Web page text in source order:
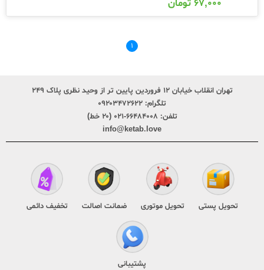
۶۷,۰۰۰ تومان
۱
تهران انقلاب خیابان ۱۲ فروردین پایین تر از وحید نظری پلاک ۲۴۹
تلگرام: ۰۹۲۰۳۴۷۲۶۲۲
تلفن: ۶۶۴۸۴۰۰۸-۰۲۱ (۲۰ خط)
info@ketab.love
تحویل پستی تحویل موتوری ضمانت اصالت تخفیف دائمی
پشتیبانی